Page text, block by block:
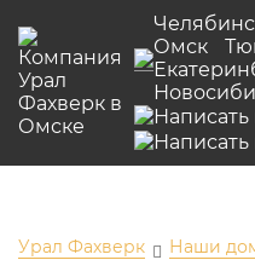
Омск
Урал Фахверк Наши